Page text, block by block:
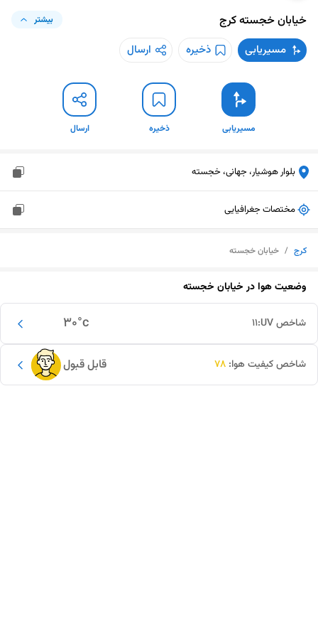
خیابان خجستهکرج بیشتر
مسیریابی ذخیره ارسال
مسیریابی ذخیره ارسال
بلوار هوشیار، جهانی، خجسته
مختصات جغرافیایی
کرج / خیابان خجسته
وضعیت هوا درخیابان خجسته
30°c شاخص UV: 11
قابل قبول شاخص کیفیت هوا: 78